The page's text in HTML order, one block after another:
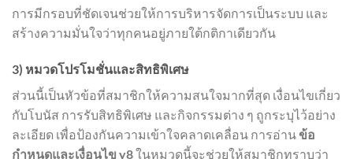
การมีกรอบที่ชัดเจนช่วยให้การบริหารจัดการเป็นระบบ และ
สร้างความมั่นใจว่าทุกคนอยู่ภายใต้กติกาเดียวกัน
3) หมวดโปรโมชั่นและสิทธิพิเศษ
ส่วนนี้เป็นหัวข้อที่สมาชิกให้ความสนใจมากที่สุด เงื่อนไขเกี่ยว
กับโบนัส การรับสิทธิพิเศษ และกิจกรรมต่าง ๆ ถูกระบุไว้อย่าง
ละเอียด เพื่อป้องกันความเข้าใจคลาดเคลื่อน การอ่านข้อ
กำหนดและเงื่อนไข y8ในหมวดนี้จะช่วยให้สมาชิกทราบว่า